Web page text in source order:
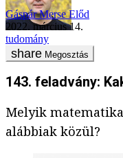
Gáspár Merse Előd
2022. március 14.
tudomány
Megosztás
143. feladvány:
Melyik
alábbiak közül?